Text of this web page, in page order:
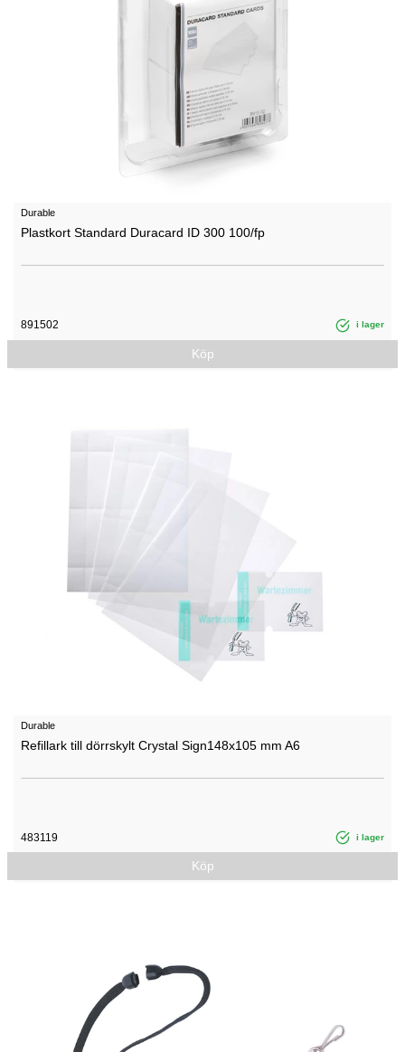
Durable
Plastkort Standard Duracard ID 300 100/fp
891502 i lager
Köp
Durable
Refillark till dörrskylt Crystal Sign148x105 mm A6
483119 i lager
Köp